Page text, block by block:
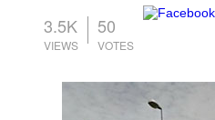
3.5K 50